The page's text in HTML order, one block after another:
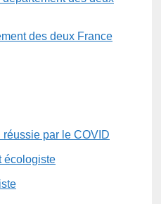
des deux France
par le COVID